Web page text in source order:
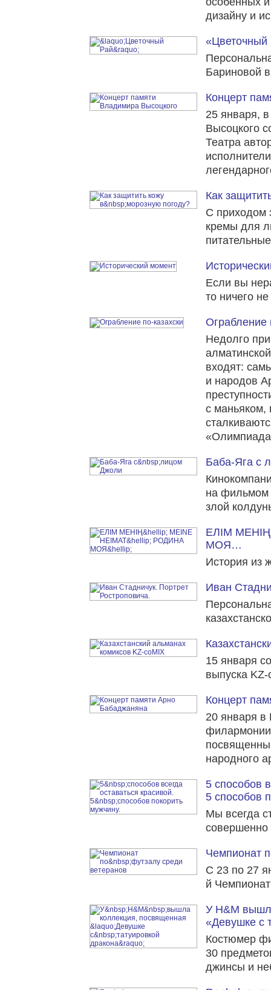
дизайну и
«Цветочный
Бариновой
Концерт
25 января,
Высоцкого
Театра
Как
С
кремы для
Если вы
то ничего
Ограбление
Недолго
входят:
и народов
с маньяком,
«Олимпиада
Баба-Яга с
на фильмом
злой
ЕЛІМ
МОЯ…
История из
Иван
15 января
выпуска KZ-
Концерт
20 января в
народного
5 способов
5 способов
Мы всегда
совершенно
Чемпионат
C 23 по 27
й
У H&M
«Девушке с
Костюмер
30
джинсы и